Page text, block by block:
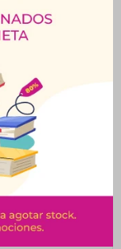
$ 23 $ 25